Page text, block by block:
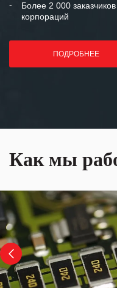
Более 2 000
корпораций
ПОДРОБНЕЕ
Как мы